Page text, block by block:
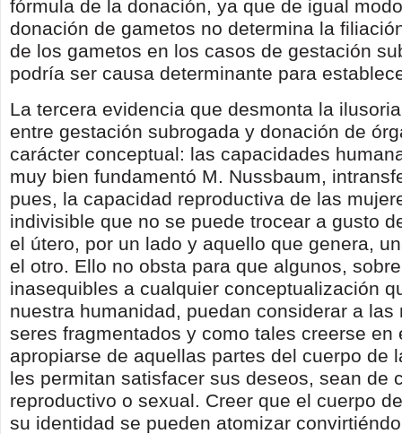
fórmula de la donación, ya que de igual
donación de gametos no determina la
de los gametos en los casos de gestación
podría ser causa determinante para
La tercera evidencia que desmonta la
entre gestación subrogada y donación de
carácter conceptual: las capacidades
muy bien fundamentó M. Nussbaum,
pues, la capacidad reproductiva de las
indivisible que no se puede trocear a gusto
el útero, por un lado y aquello que genera,
el otro. Ello no obsta para que algunos,
inasequibles a cualquier conceptualización
nuestra humanidad, puedan considerar a las
seres fragmentados y como tales creerse en
apropiarse de aquellas partes del cuerpo de
les permitan satisfacer sus deseos, sean de
reproductivo o sexual. Creer que el cuerpo
su identidad se pueden atomizar